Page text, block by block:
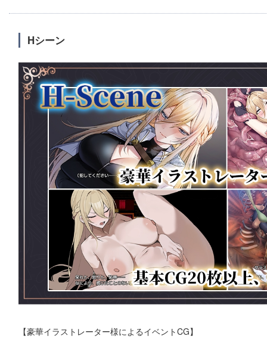
Hシーン
【豪華イラストレーター様によるイベントCG】